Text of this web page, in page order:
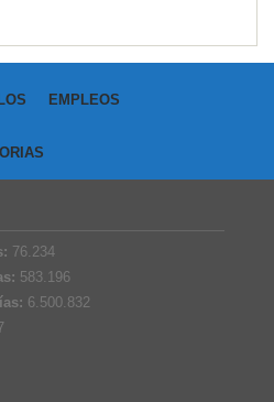
EMPLEOS
76.234
583.196
6.500.832